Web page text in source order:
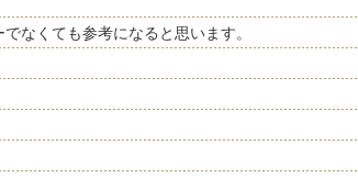
なくても参考になると思います。